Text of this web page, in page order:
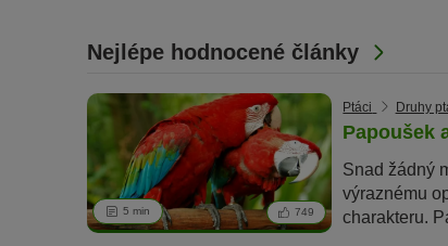
Nejlépe hodnocené články
5 min 749
Ptáci Druhy
Papoušek
Snad žádný
výraznému
charakteru.